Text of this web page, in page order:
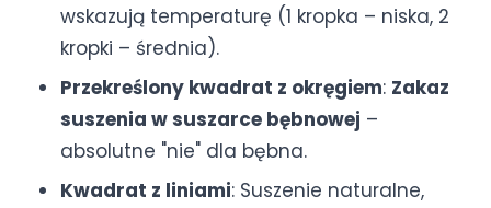
wskazują temperaturę (1 kropka – niska, 2
kropki – średnia).
Przekreślony kwadrat z okręgiem: Zakaz
suszenia w suszarce bębnowej –
absolutne "nie" dla bębna.
Kwadrat z liniami: Suszenie naturalne,